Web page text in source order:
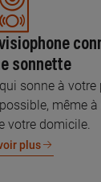
sonnette
sonne à votre
même à
votre domicile.
plus